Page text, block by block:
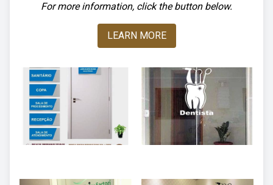
For more information, click the button below.
LEARN MORE